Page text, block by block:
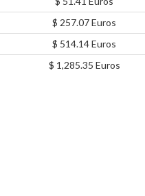
$ 257.07 Euros
$ 514.14 Euros
$ 1,285.35 Euros